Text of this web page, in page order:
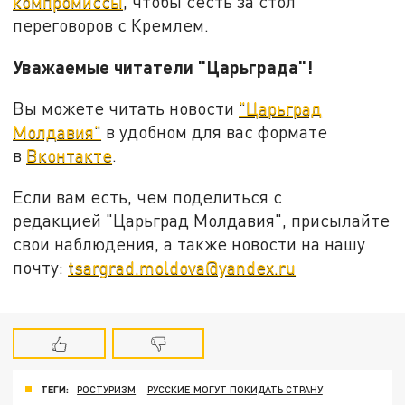
переговоров с Кремлем.
Уважаемые читатели "Царьграда"!
Вы можете читать новости "Царьград
Молдавия" в удобном для вас формате
в Вконтакте.
Если вам есть, чем поделиться с
редакцией "Царьград Молдавия", присылайте
свои наблюдения, а также новости на нашу
почту: tsargrad.moldova@yandex.ru
ТЕГИ: РОСТУРИЗМ
РУССКИЕ МОГУТ ПОКИДАТЬ СТРАНУ